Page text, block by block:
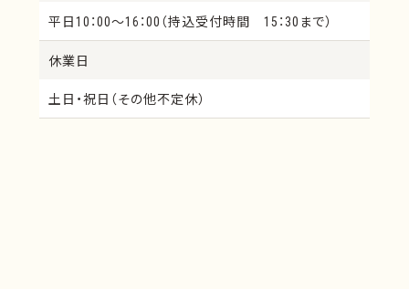
インゴットボタン
キャスト屑
クラスプデンチャー
ハイプレシャス系
バキューム粉
メタボン
金冠
金銀パラジウム
平日10：00～16：00（持込受付時間 15：30まで）
休業日
土日・祝日（その他不定休）